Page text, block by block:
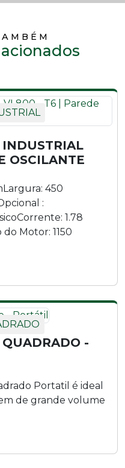
| Parede
| Parede
| Suporte Móvel
| Suporte Móvel
- T6
- M4
M4 | Parede
T4 | Parede
OSCILANTE
450
:
1.78
Motor: 1150
-
Portatil é ideal
de grande volume